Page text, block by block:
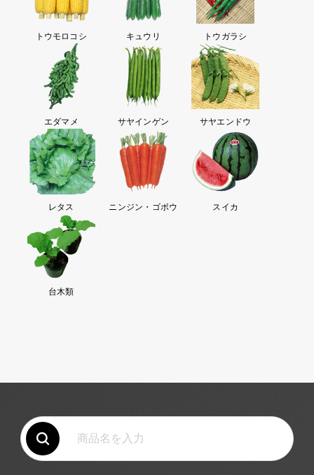
トウモロコシ キュウリ トウガラシ
エダマメ サヤインゲン サヤエンドウ
レタス ニンジン・ゴボウ スイカ
台木類